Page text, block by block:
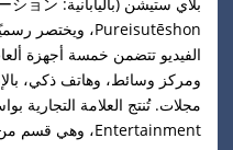
الفيديو تتضمن خمسة أجهزة
ومركز وسائط، وهاتف ذكي،
Entertainment، وهي قسم من شركة Sony.